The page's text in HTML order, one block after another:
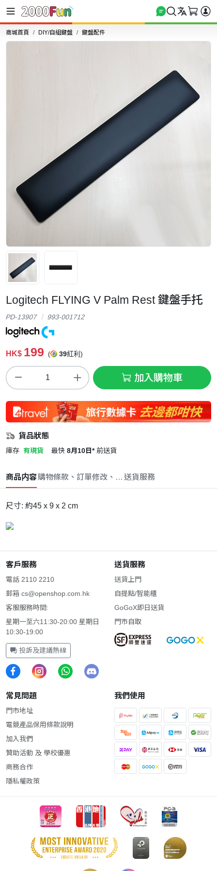
商城首頁 DIY/自組鍵盤 鍵盤配件
Logitech FLYING V Palm Rest 鍵盤手托
PD-13907 993-001712
HK$ 199 ( 39紅利)
加入購物車
貨品狀態
庫存 有現貨 最快 8月10日* 前送貨
商品内容購物條款、訂單修改、取消與退款政策
送貨服務
尺寸: 約45 x 9 x 2 cm
客戶服務
電話 2110 2210
郵箱 cs@openshop.com.hk
客服服務時間:
星期一至六11:30-20:00 星期日
10:30-19:00
投訴及建議熱線
送貨服務
送貨上門
自提點/智能櫃
GoGoX即日送貨
門市自取
常見問題
門市地址
電競產品保用條款說明
加入我們
贊助活動 及 學校優惠
商務合作
隱私權政策
我們使用